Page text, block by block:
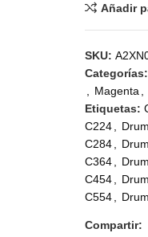
Añadir
SKU:
Categorías:
Magenta
Etiquetas:
C224
C284
C364
C454
C554
Compartir: